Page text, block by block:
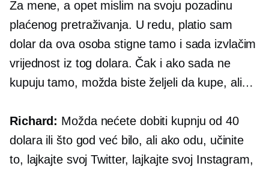
Za mene, a opet mislim na svoju pozadinu
plaćenog pretraživanja. U redu, platio sam
dolar da ova osoba stigne tamo i sada izvlačim
vrijednost iz tog dolara. Čak i ako sada ne
kupuju tamo, možda biste željeli da kupe, ali…
Richard: Možda nećete dobiti kupnju od 40
dolara ili što god već bilo, ali ako odu, učinite
to, lajkajte svoj Twitter, lajkajte svoj Instagram,